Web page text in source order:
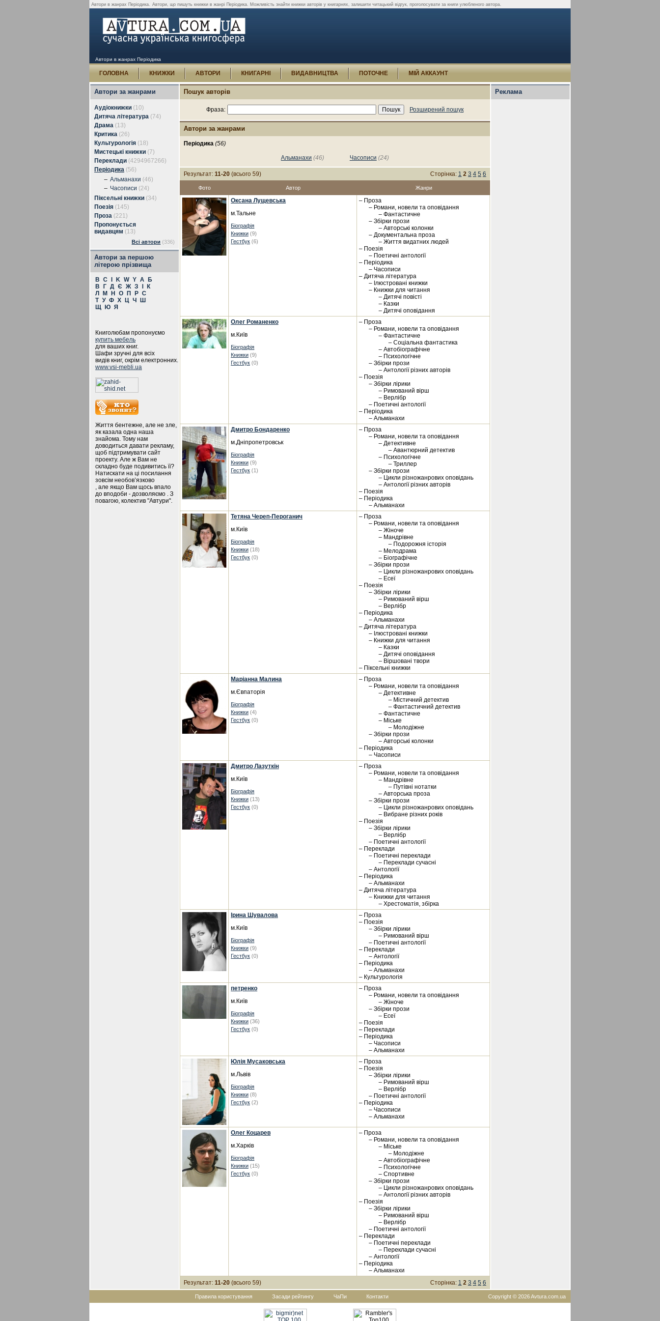
Автори в жанрах Періодика. Автори, що пишуть книжки в жанрі Періодика. Можливість знайти книжки авторів у книгарнях, залишити читацький відгук, проголосувати за книги улюбленого автора.
Автори в жанрах Періодика
ГОЛОВНА КНИЖКИ АВТОРИ КНИГАРНІ ВИДАВНИЦТВА ПОТОЧНЕ МІЙ АККАУНТ
Автори за жанрами
Аудіокнижки (10)
Дитяча література (74)
Драма (13)
Критика (26)
Культурологія (18)
Мистецькі книжки (7)
Переклади (4294967266)
Періодика (56)
– Альманахи (46)
– Часописи (24)
Піксельні книжки (34)
Поезія (145)
Проза (221)
Пропонується
видавцям (13)
Всі автори (336)
Автори за першою
літерою прізвища
B C K W Y А
Б
В
Г Д Є Ж З
К
Л
М Н О П Р С
Т У Ф Х Ц Ч
Ш
Щ
Ю Я
Книголюбам пропонуємо
купить мебель
для ваших книг.
Шафи зручні для всіх
видів книг, окрім електронних.
www.vsi-mebli.ua
Життя бентежне, але не зле,
як казала одна наша
знайома. Тому нам
доводиться давати рекламу,
щоб підтримувати сайт
проекту. Але ж Вам не
складно буде подивитись її?
Натискати на ці посилання
зовсім необов’язково
, але якщо Вам щось впало
до вподоби - дозволяємо . З
повагою, колектив "Автури".
Пошук авторів
Фраза: Розширений пошук
Автори за жанрами
Періодика (56)
Альманахи (46) Часописи (24)
Результат: 11-20 (всього 59) Сторінка: 1 2 3 4 5 6
Фото Автор Жанри
Оксана Лущевська
м.Тальне
Біографія
Книжки (9)
Гестбук (6)
– Проза
– Романи, новели та оповідання
– Фантастичне
– Збірки прози
– Авторські колонки
– Документальна проза
– Життя видатних людей
– Поезія
– Поетичні антології
– Періодика
– Часописи
– Дитяча література
– Ілюстровані книжки
– Книжки для читання
– Дитячі повісті
– Казки
– Дитячі оповідання
Олег Романенко
м.Київ
Біографія
Книжки (9)
Гестбук (0)
– Проза
– Романи, новели та оповідання
– Фантастичне
– Соціальна фантастика
– Автобіографічне
– Психологічне
– Збірки прози
– Антології різних авторів
– Поезія
– Збірки лірики
– Римований вірш
– Верлібр
– Поетичні антології
– Періодика
– Альманахи
Дмитро Бондаренко
м.Дніпропетровськ
Біографія
Книжки (9)
Гестбук (1)
– Проза
– Романи, новели та оповідання
– Детективне
– Авантюрний детектив
– Психологічне
– Триллер
– Збірки прози
– Цикли різножанрових оповідань
– Антології різних авторів
– Поезія
– Періодика
– Альманахи
Тетяна Череп-Пероганич
м.Київ
Біографія
Книжки (18)
Гестбук (0)
– Проза
– Романи, новели та оповідання
– Жіноче
– Мандрівне
– Подорожня історія
– Мелодрама
– Біографічне
– Збірки прози
– Цикли різножанрових оповідань
– Есеї
– Поезія
– Збірки лірики
– Римований вірш
– Верлібр
– Періодика
– Альманахи
– Дитяча література
– Ілюстровані книжки
– Книжки для читання
– Казки
– Дитячі оповідання
– Віршовані твори
– Піксельні книжки
Маріанна Малина
м.Євпаторія
Біографія
Книжки (4)
Гестбук (0)
– Проза
– Романи, новели та оповідання
– Детективне
– Містичний детектив
– Фантастичний детектив
– Фантастичне
– Міське
– Молодіжне
– Збірки прози
– Авторські колонки
– Періодика
– Часописи
Дмитро Лазуткін
м.Київ
Біографія
Книжки (13)
Гестбук (0)
– Проза
– Романи, новели та оповідання
– Мандрівне
– Путівні нотатки
– Авторська проза
– Збірки прози
– Цикли різножанрових оповідань
– Вибране різних років
– Поезія
– Збірки лірики
– Верлібр
– Поетичні антології
– Переклади
– Поетичні переклади
– Переклади сучасні
– Антології
– Періодика
– Альманахи
– Дитяча література
– Книжки для читання
– Хрестоматія, збірка
Ірина Шувалова
м.Київ
Біографія
Книжки (9)
Гестбук (0)
– Проза
– Поезія
– Збірки лірики
– Римований вірш
– Поетичні антології
– Переклади
– Антології
– Періодика
– Альманахи
– Культурологія
петренко
м.Київ
Біографія
Книжки (36)
Гестбук (0)
– Проза
– Романи, новели та оповідання
– Жіноче
– Збірки прози
– Есеї
– Поезія
– Переклади
– Періодика
– Часописи
– Альманахи
Юлія Мусаковська
м.Львів
Біографія
Книжки (8)
Гестбук (2)
– Проза
– Поезія
– Збірки лірики
– Римований вірш
– Верлібр
– Поетичні антології
– Періодика
– Часописи
– Альманахи
Олег Коцарев
м.Харків
Біографія
Книжки (15)
Гестбук (0)
– Проза
– Романи, новели та оповідання
– Міське
– Молодіжне
– Автобіографічне
– Психологічне
– Спортивне
– Збірки прози
– Цикли різножанрових оповідань
– Антології різних авторів
– Поезія
– Збірки лірики
– Римований вірш
– Верлібр
– Поетичні антології
– Переклади
– Поетичні переклади
– Переклади сучасні
– Антології
– Періодика
– Альманахи
Результат: 11-20 (всього 59) Сторінка: 1 2 3 4 5 6
Реклама
Правила користування Засади рейтингу ЧаПи Контакти Copyright © 2026 Avtura.com.ua